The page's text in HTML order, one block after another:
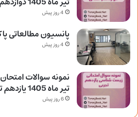
4 روز پیش
پانسیون مطالعاتی
4 روز پیش
نمونه سوالات
تیر ماه 1405 یازدهم تجربی
6 روز پیش